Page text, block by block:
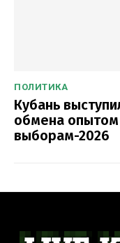
ПОЛИТИКА
Кубань
обмена опытом
выборам-2026